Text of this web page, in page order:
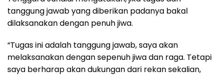
tanggung jawab yang diberikan padanya bakal
dilaksanakan dengan penuh jiwa.
“Tugas ini adalah tanggung jawab, saya akan
melaksanakan dengan sepenuh jiwa dan raga. Tetapi
saya berharap akan dukungan dari rekan sekalian,